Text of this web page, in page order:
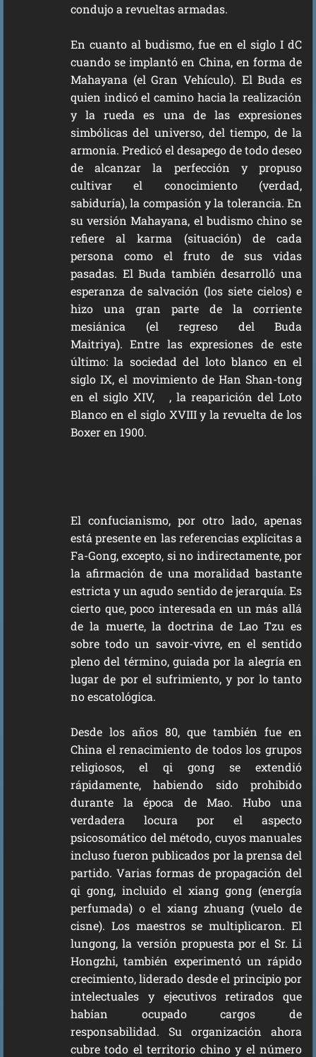
condujo a revueltas armadas.
En cuanto al budismo, fue en el siglo I dC
cuando se implantó en China, en forma de
Mahayana (el Gran Vehículo). El Buda es
quien indicó el camino hacia la realización
y la rueda es una de las expresiones
simbólicas del universo, del tiempo, de la
armonía. Predicó el desapego de todo deseo
de alcanzar la perfección y propuso
cultivar el conocimiento (verdad,
sabiduría), la compasión y la tolerancia. En
su versión Mahayana, el budismo chino se
refiere al karma (situación) de cada
persona como el fruto de sus vidas
pasadas. El Buda también desarrolló una
esperanza de salvación (los siete cielos) e
hizo una gran parte de la corriente
mesiánica (el regreso del Buda
Maitriya). Entre las expresiones de este
último: la sociedad del loto blanco en el
siglo IX, el movimiento de Han Shan-tong
en el siglo XIV, , la reaparición del Loto
Blanco en el siglo XVIII y la revuelta de los
Boxer en 1900.
El confucianismo, por otro lado, apenas
está presente en las referencias explícitas a
Fa-Gong, excepto, si no indirectamente, por
la afirmación de una moralidad bastante
estricta y un agudo sentido de jerarquía. Es
cierto que, poco interesada en un más allá
de la muerte, la doctrina de Lao Tzu es
sobre todo un savoir-vivre, en el sentido
pleno del término, guiada por la alegría en
lugar de por el sufrimiento, y por lo tanto
no escatológica.
Desde los años 80, que también fue en
China el renacimiento de todos los grupos
religiosos, el qi gong se extendió
rápidamente, habiendo sido prohibido
durante la época de Mao. Hubo una
verdadera locura por el aspecto
psicosomático del método, cuyos manuales
incluso fueron publicados por la prensa del
partido. Varias formas de propagación del
qi gong, incluido el xiang gong (energía
perfumada) o el xiang zhuang (vuelo de
cisne). Los maestros se multiplicaron. El
lungong, la versión propuesta por el Sr. Li
Hongzhi, también experimentó un rápido
crecimiento, liderado desde el principio por
intelectuales y ejecutivos retirados que
habían ocupado cargos de
responsabilidad. Su organización ahora
cubre todo el territorio chino y el número